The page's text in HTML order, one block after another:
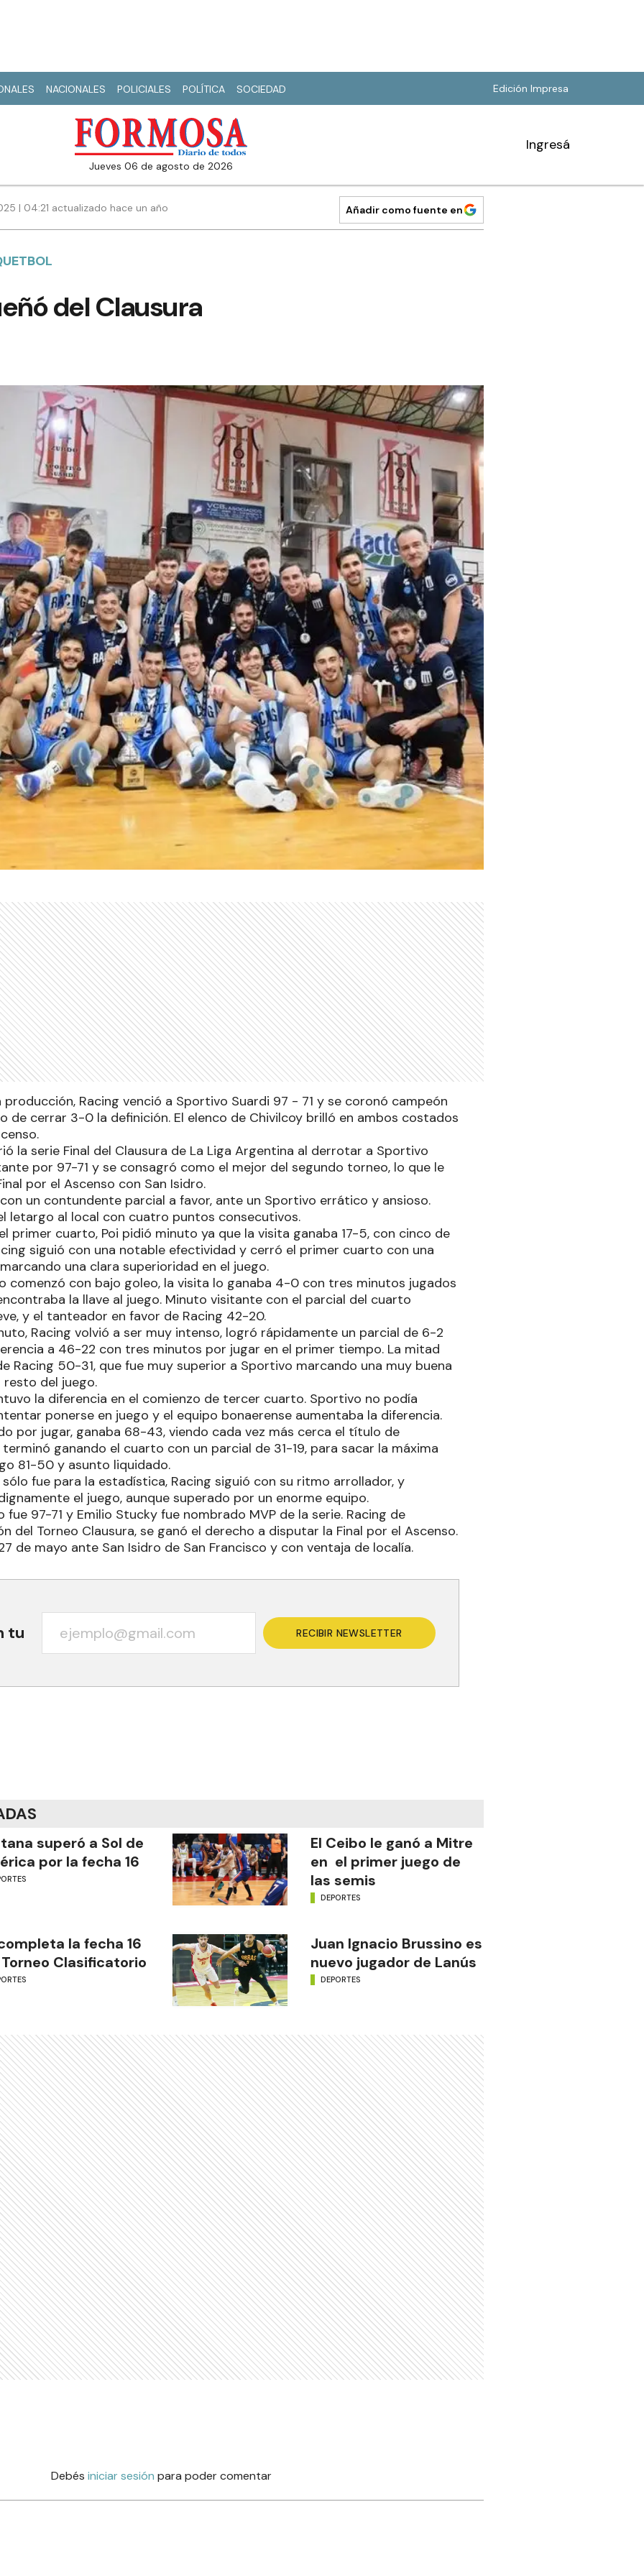
NACIONALES POLICIALES POLÍTICA SOCIEDAD Edición Impresa
jueves 06 de agosto de 2026
Ingresá
| 04:21 actualizado hace un año Añadir como fuente en
del Clausura
Racing venció a Sportivo Suardi 97 - 71 y se coronó campeón
de cerrar 3-0 la definición. El elenco de Chivilcoy brilló en ambos costados
la serie Final del Clausura de La Liga Argentina al derrotar a Sportivo
por 97-71 y se consagró como el mejor del segundo torneo, lo que le
por el Ascenso con San Isidro.
un contundente parcial a favor, ante un Sportivo errático y ansioso.
letargo al local con cuatro puntos consecutivos.
primer cuarto, Poi pidió minuto ya que la visita ganaba 17-5, con cinco de
siguió con una notable efectividad y cerró el primer cuarto con una
una clara superioridad en el juego.
comenzó con bajo goleo, la visita lo ganaba 4-0 con tres minutos jugados
la llave al juego. Minuto visitante con el parcial del cuarto
y el tanteador en favor de Racing 42-20.
Racing volvió a ser muy intenso, logró rápidamente un parcial de 6-2
a 46-22 con tres minutos por jugar en el primer tiempo. La mitad
Racing 50-31, que fue muy superior a Sportivo marcando una muy buena
del juego.
la diferencia en el comienzo de tercer cuarto. Sportivo no podía
ponerse en juego y el equipo bonaerense aumentaba la diferencia.
por jugar, ganaba 68-43, viendo cada vez más cerca el título de
ganando el cuarto con un parcial de 31-19, para sacar la máxima
81-50 y asunto liquidado.
fue para la estadística, Racing siguió con su ritmo arrollador, y
el juego, aunque superado por un enorme equipo.
fue 97-71 y Emilio Stucky fue nombrado MVP de la serie. Racing de
del Torneo Clausura, se ganó el derecho a disputar la Final por el Ascenso.
de mayo ante San Isidro de San Francisco y con ventaja de localía.
tu RECIBIR NEWSLETTER
superó a Sol de
por la fecha 16
El Ceibo le ganó a Mitre
en el primer juego de
las semis
DEPORTES
la fecha 16
Clasificatorio
Juan Ignacio Brussino es
nuevo jugador de Lanús
DEPORTES
Debés iniciar sesión para poder comentar